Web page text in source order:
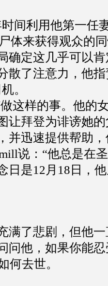
间利用他第一任
体来获得观众的
确定这几乎可以
散了注意力，他
。
这样的事。他的
让拜登为诽谤她
并迅速提供帮助
说：“他总是在
日是12月18日，
满了悲剧，但他
问他，如果你能
何去世。